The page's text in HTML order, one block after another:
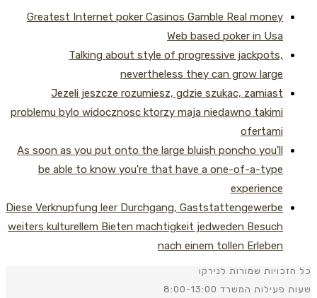
Greatest Internet poker Casinos Gamble Real money
Web based poker in Usa
Talking about style of progressive jackpots,
nevertheless they can grow large
Jezeli jeszcze rozumiesz, gdzie szukac, zamiast
problemu bylo widocznosc ktorzy maja niedawno takimi
ofertami
As soon as you put onto the large bluish poncho you'll
be able to know you're that have a one-of-a-type
experience
Diese Verknupfung leer Durchgang, Gaststattengewerbe
weiters kulturellem Bieten machtigkeit jedweden Besuch
nach einem tollen Erleben
שמורות לנירקו
המשרד 8:00-13:00